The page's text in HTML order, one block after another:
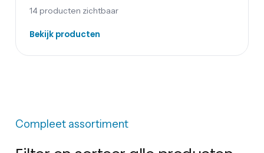
14 producten zichtbaar
Bekijk producten
Compleet assortiment